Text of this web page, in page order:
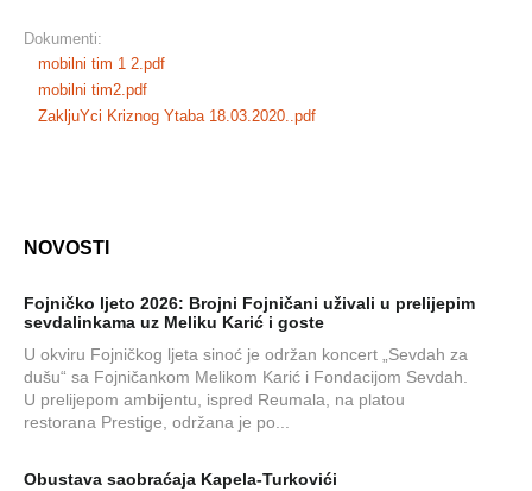
Dokumenti:
mobilni tim 1 2.pdf
mobilni tim2.pdf
ZakljuYci Kriznog Ytaba 18.03.2020..pdf
NOVOSTI
Fojničko ljeto 2026: Brojni Fojničani uživali u prelijepim
sevdalinkama uz Meliku Karić i goste
U okviru Fojničkog ljeta sinoć je održan koncert „Sevdah za
dušu“ sa Fojničankom Melikom Karić i Fondacijom Sevdah.
U prelijepom ambijentu, ispred Reumala, na platou
restorana Prestige, održana je po...
Obustava saobraćaja Kapela-Turkovići